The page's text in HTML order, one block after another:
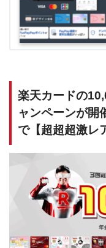
楽天カードの
ャンペーンが開
で【超超超激レ